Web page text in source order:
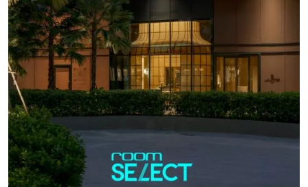
5 รุ่น ก่อนที่จะได้รับการรีโนเวตเป็นพื้นที่ธุรกิจริมแม่น้ำ
เจ้าพระยา ชื่อว่า Baan Manee เดิมเคยเป็นบ้านเก่าของ คุณ
รดา – รดามณีรอดเกิด ซึ่งเป็นทายาทรุ่นที่ 5 โดยบ้านเก่าหลัง
นี้สืบทอดมาตั้งแต่สมัยคุณเทียด ผู้เป็นเจ้าของบ้านรุ่นแรกที่
สร้างขึ้นในสมัยรัชกาลที่ 5 คุณรดาเล่าว่า บ้านหลังนี้ที่คนเรียก
ติดปากว่า “บ้านริมน้ำ” ในอดีตเคยเป็นโรงต่อเรือและโรงไม้ ซึ่ง
สอดคล้องกับวิถีชีวิตคนในสมัยนั้นที่สัญจรทางน้ำเป็นหลัก จน
ส่งต่อมาถึงรุ่นที่ 3 ผู้เป็นคุณตาและคุณยายของคุณรดา โดยได้
แบ่งพื้นที่บ้านบางส่วนมาเปิดเป็นคลินิกของคุณตาชื่อ “อุดม